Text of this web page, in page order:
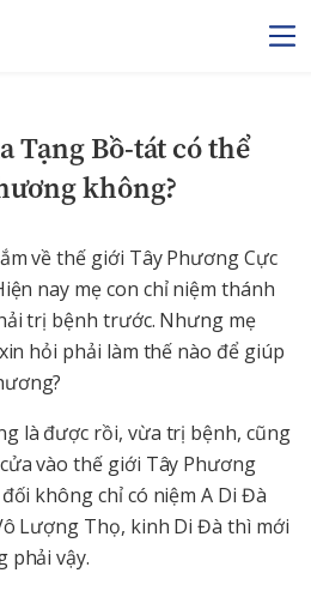
Tạng Bồ-tát có thể
không?
về thế giới Tây Phương Cực
nay mẹ con chỉ niệm thánh
trị bệnh trước. Nhưng mẹ
hỏi phải làm thế nào để giúp
là được rồi, vừa trị bệnh, cũng
vào thế giới Tây Phương
không chỉ có niệm A Di Đà
Lượng Thọ, kinh Di Đà thì mới
phải vậy.